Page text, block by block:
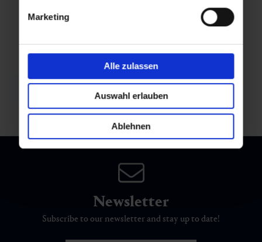
Marketing
Alle zulassen
Auswahl erlauben
Ablehnen
19:30
back to overview
Newsletter
Subscribe to our newsletter and stay up to date!